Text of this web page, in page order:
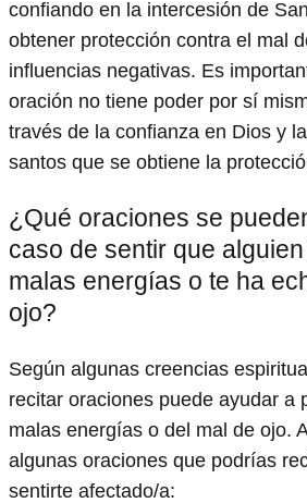
confiando en la intercesión de
obtener protección contra el mal
influencias negativas. Es
oración no tiene poder por sí
través de la confianza en Dios y
santos que se obtiene la
¿Qué oraciones se
caso de sentir que
malas energías o te ha
ojo?
Según algunas creencias
recitar oraciones puede ayudar a
malas energías o del mal de ojo.
algunas oraciones que podrías
sentirte afectado/a: